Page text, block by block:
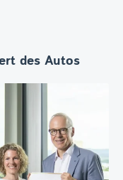
des Autos